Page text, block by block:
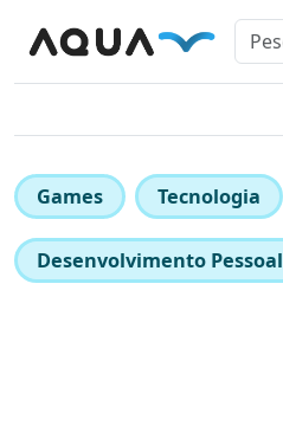
Games Tecnologia
Desenvolvimento Pessoal